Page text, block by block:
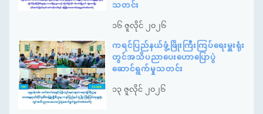
သတင်း
၁၆ ဇူလိုင် ၂၀၂၆
ကရင်ပြည်နယ်ဖွံ့ဖြိုးကြီးကြပ်ရေးမှူးရုံး
တွင်အသိပညာပေးဟောပြောပွဲ
ဆောင်ရွက်မှုသတင်း
၁၃ ဇူလိုင် ၂၀၂၆